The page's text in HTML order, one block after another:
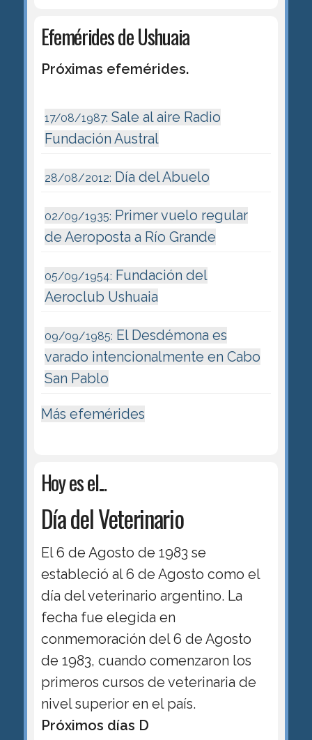
Efemérides de Ushuaia
Próximas efemérides.
17/08/1987: Sale al aire Radio
Fundación Austral
28/08/2012: Día del Abuelo
02/09/1935: Primer vuelo regular
de Aeroposta a Río Grande
05/09/1954: Fundación del
Aeroclub Ushuaia
09/09/1985: El Desdémona es
varado intencionalmente en Cabo
San Pablo
Más efemérides
Hoy es el...
Día del Veterinario
El 6 de Agosto de 1983 se
estableció al 6 de Agosto como el
día del veterinario argentino. La
fecha fue elegida en
conmemoración del 6 de Agosto
de 1983, cuando comenzaron los
primeros cursos de veterinaria de
nivel superior en el país.
Próximos días D